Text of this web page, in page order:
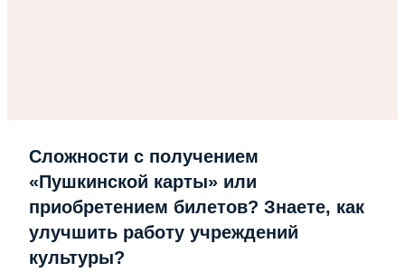
Сложности с получением
«Пушкинской карты» или
приобретением билетов? Знаете, как
улучшить работу учреждений
культуры?